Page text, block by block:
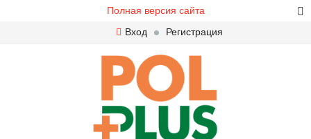
Полная версия сайта
Вход
Регистрация